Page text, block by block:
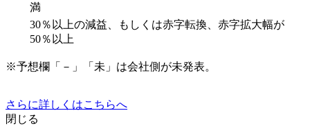
満
30％以上の減益、もしくは赤字転換、赤字拡大幅が
50％以上
※予想欄「－」「未」は会社側が未発表。
さらに詳しくはこちらへ
閉じる